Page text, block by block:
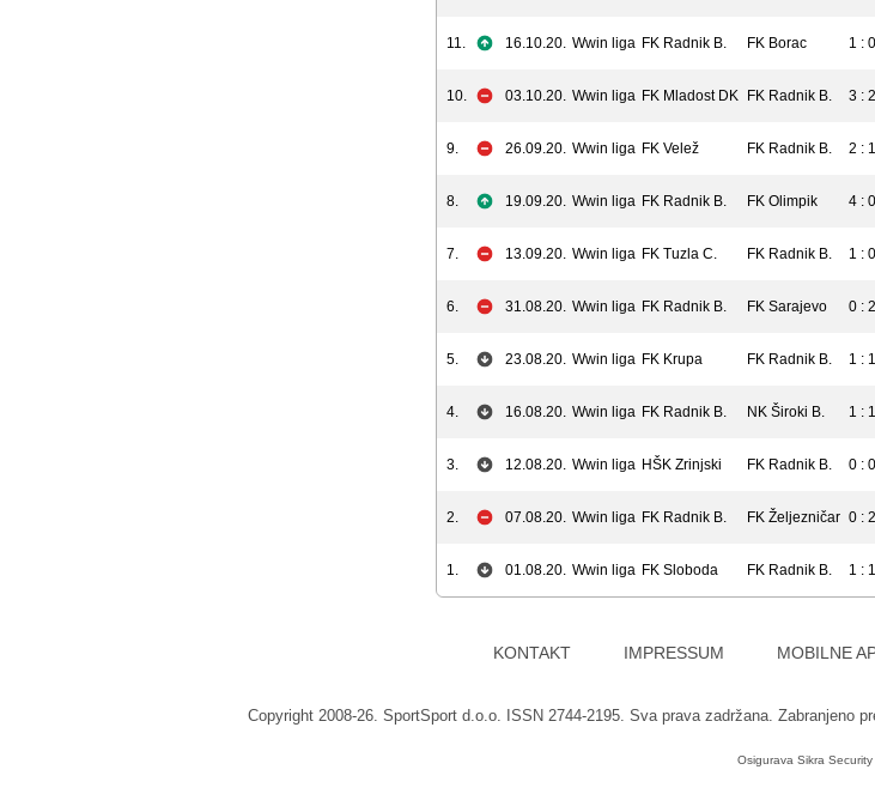
11. 16.10.20. Wwin liga FK Radnik B. FK Borac 1 : 0
10. 03.10.20. Wwin liga FK Mladost DK FK Radnik B. 3 : 2
9. 26.09.20. Wwin liga FK Velež FK Radnik B. 2 : 1
8. 19.09.20. Wwin liga FK Radnik B. FK Olimpik 4 : 0
7. 13.09.20. Wwin liga FK Tuzla C. FK Radnik B. 1 : 0
6. 31.08.20. Wwin liga FK Radnik B. FK Sarajevo 0 : 2
5. 23.08.20. Wwin liga FK Krupa FK Radnik B. 1 : 1
4. 16.08.20. Wwin liga FK Radnik B. NK Široki B. 1 : 1
3. 12.08.20. Wwin liga HŠK Zrinjski FK Radnik B. 0 : 0
2. 07.08.20. Wwin liga FK Radnik B. FK Željezničar 0 : 2
1. 01.08.20. Wwin liga FK Sloboda FK Radnik B. 1 : 1
KONTAKT IMPRESSUM MOBILNE
Copyright 2008-26. SportSport d.o.o. ISSN 2744-2195. Sva prava zadržana. Zabranjeno
Osigurava Sikra Security